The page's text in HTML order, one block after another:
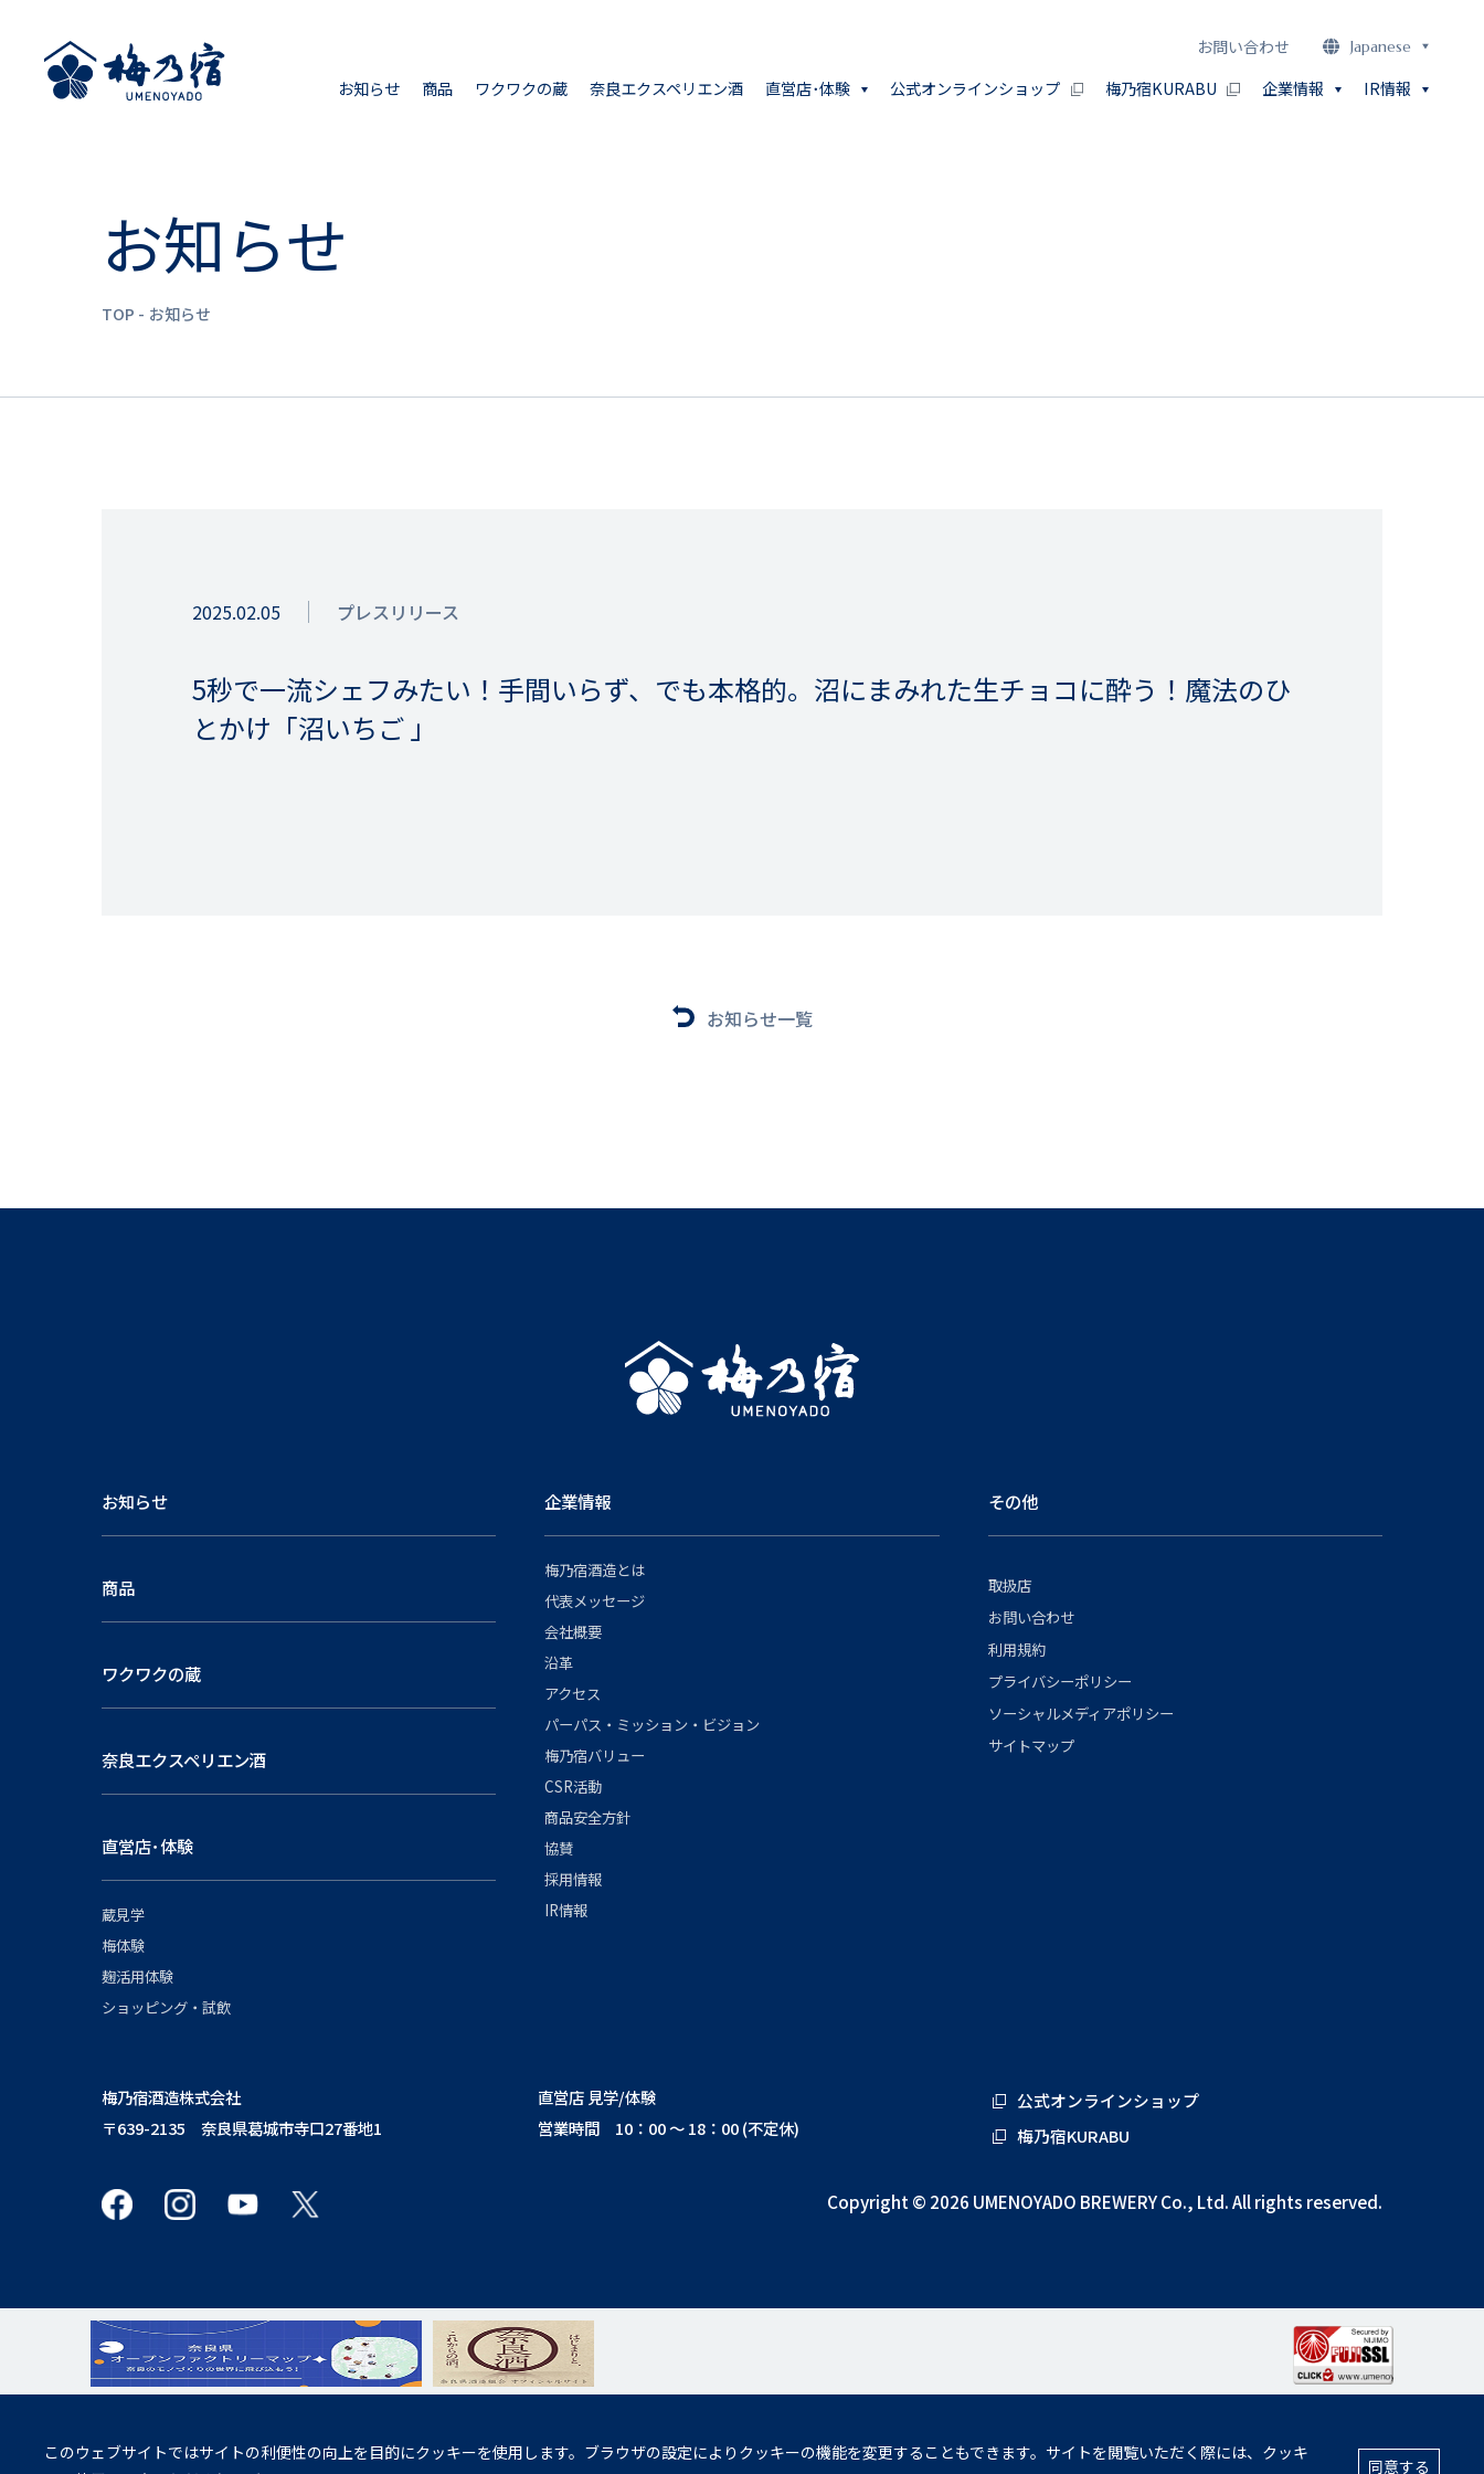
お問い合わせ Japanese
お知らせ 商品 ワクワクの蔵 奈良エクスペリエン酒 直営店･体験 公式オンラインショップ 梅乃宿KURABU 企業情報 IR情報
お知らせ
TOP お知らせ
2025.02.05 プレスリリース
5秒で一流シェフみたい！手間いらず、でも本格的。沼にまみれた生チョコに酔う！魔法のひ
とかけ「沼いちご 」
お知らせ一覧
お知らせ
商品
ワクワクの蔵
奈良エクスペリエン酒
直営店･体験
蔵見学
梅体験
麹活用体験
ショッピング・試飲
企業情報
梅乃宿酒造とは
代表メッセージ
会社概要
沿革
アクセス
パーパス・ミッション・ビジョン
梅乃宿バリュー
CSR活動
商品安全方針
協賛
採用情報
IR情報
その他
取扱店
お問い合わせ
利用規約
プライバシーポリシー
ソーシャルメディアポリシー
サイトマップ
梅乃宿酒造株式会社
〒639-2135 奈良県葛城市寺口27番地1
直営店 見学/体験
営業時間 10：00 ～ 18：00 (不定休)
公式オンラインショップ
梅乃宿KURABU
Copyright © 2026 UMENOYADO BREWERY Co., Ltd. All rights reserved.
妊娠中や授乳期の飲酒は、胎児・乳児の発育に悪影響を与えるおそれがあります。
同意する
このウェブサイトではサイトの利便性の向上を目的にクッキーを使用します。ブラウザの設定によりクッキーの機能を変更することもできます。サイトを閲覧いただく際には、クッキ